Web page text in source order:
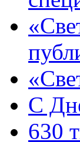
C
630